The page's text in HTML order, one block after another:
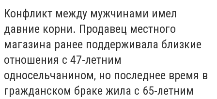
Конфликт между мужчинами имел
давние корни. Продавец местного
магазина ранее поддерживала близкие
отношения с 47-летним
односельчанином, но последнее время в
гражданском браке жила с 65-летним